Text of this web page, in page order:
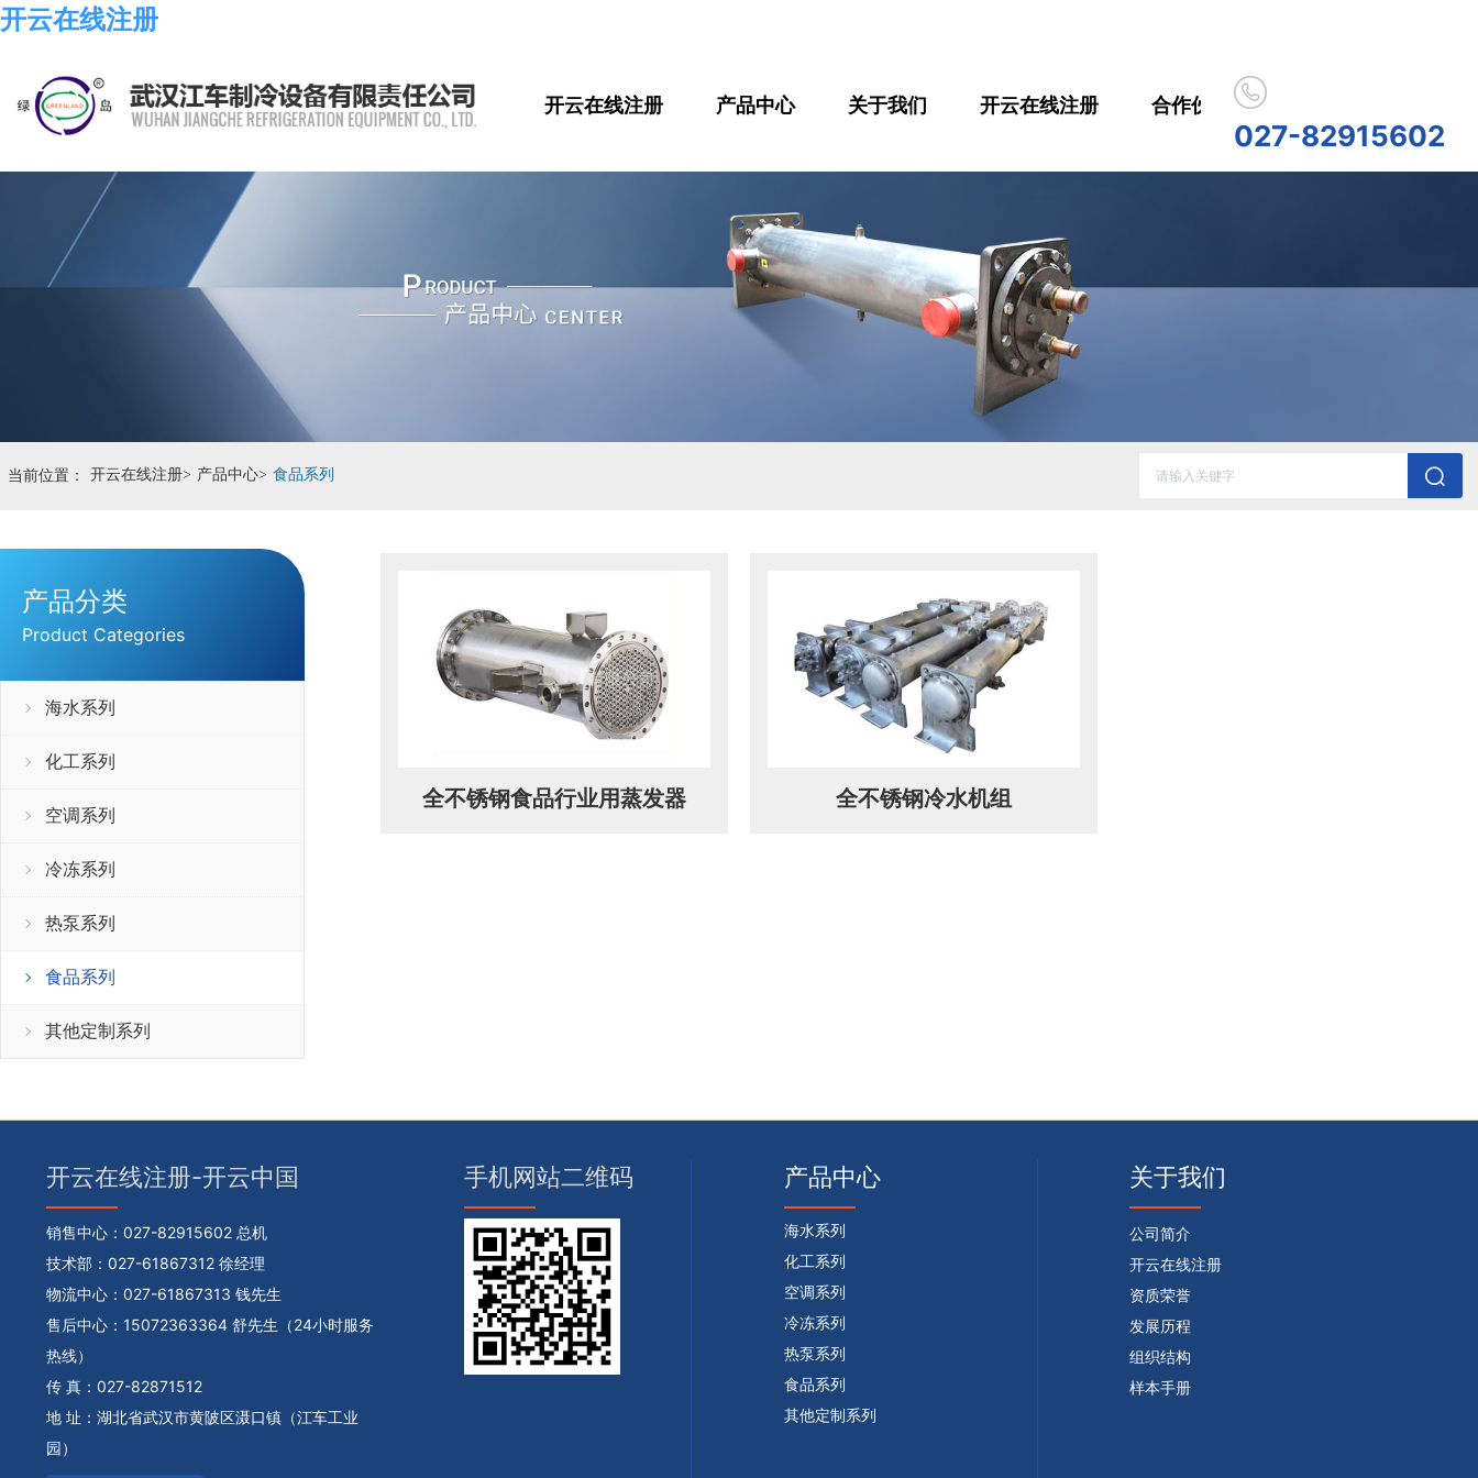
开云在线注册
开云在线注册 产品中心 关于我们 开云在线注册 合作伙伴
027-82915602
当前位置： 开云在线注册> 产品中心> 食品系列 清空记录
产品分类
Product Categories
海水系列
化工系列
空调系列
冷冻系列
热泵系列
食品系列
其他定制系列
全不锈钢食品行业用蒸发器 全不锈钢冷水机组
开云在线注册-开云中国
销售中心： 027-82915602 总机
技术部： 027-61867312 徐经理
物流中心： 027-61867313 钱先生
售后中心： 15072363364 舒先生（24小时服务
热线）
传 真：027-82871512
地 址：湖北省武汉市黄陂区滠口镇（江车工业
园）
手机网站二维码 产品中心
海水系列
化工系列
空调系列
冷冻系列
热泵系列
食品系列
其他定制系列
关于我们
公司简介
开云在线注册
资质荣誉
发展历程
组织结构
样本手册